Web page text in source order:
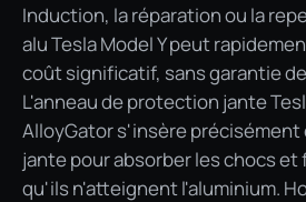
Induction, la réparation ou la
alu Tesla Model Y peut
coût significatif, sans garantie
L'anneau de protection jante
AlloyGator s'insère précisément
jante pour absorber les chocs
qu'ils n'atteignent l'aluminium.